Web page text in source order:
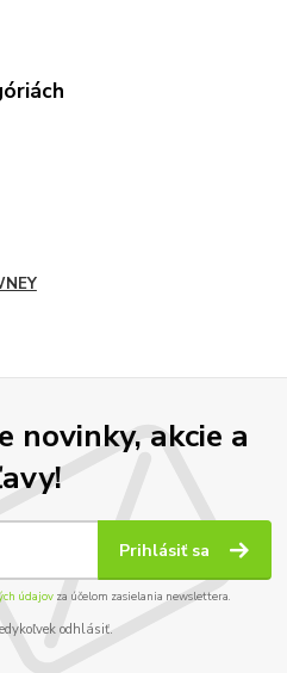
novinky, akcie a
Prihlásiť sa
údajov za účelom zasielania newslettera.
odhlásiť.